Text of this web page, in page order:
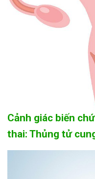
Cảnh giác biến
thai: Thủng tử